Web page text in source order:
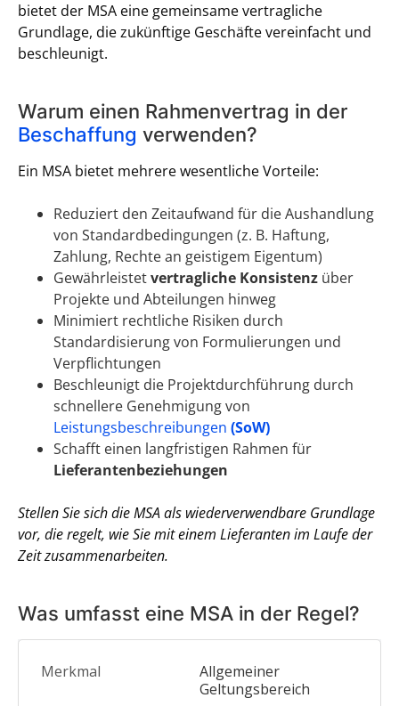
bietet der MSA eine gemeinsame vertragliche
Grundlage, die zukünftige Geschäfte vereinfacht und
beschleunigt.
Warum einen Rahmenvertrag in der
Beschaffung verwenden?
Ein MSA bietet mehrere wesentliche Vorteile:
Reduziert den Zeitaufwand für die Aushandlung
von Standardbedingungen (z. B. Haftung,
Zahlung, Rechte an geistigem Eigentum)
Gewährleistetvertragliche Konsistenz über
Projekte und Abteilungen hinweg
Minimiert rechtliche Risiken durch
Standardisierung von Formulierungen und
Verpflichtungen
Beschleunigt die Projektdurchführung durch
schnellere Genehmigung von
Leistungsbeschreibungen (SoW)
Schafft einen langfristigen Rahmen für
Lieferantenbeziehungen
Stellen Sie sich die MSA als wiederverwendbare Grundlage
vor, die regelt, wie Sie mit einem Lieferanten im Laufe der
Zeit zusammenarbeiten.
Was umfasst eine MSA in der Regel?
Allgemeiner
Geltungsbereich